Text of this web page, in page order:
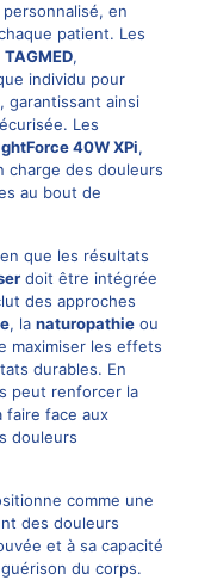
en
patient. Les
TAGMED,
individu pour
garantissant ainsi
Les
40W XPi,
charge des douleurs
au bout de
que les résultats
doit être intégrée
des approches
, la naturopathieou
maximiser les effets
durables. En
peut renforcer la
faire face aux
douleurs
comme une
des douleurs
et à sa capacité
du corps.